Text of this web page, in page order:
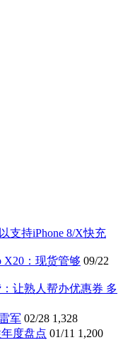
支持iPhone 8/X快充
X20：现货管够 09/22
让熟人帮办优惠券 多
军 02/28 1,328
度盘点 01/11 1,200